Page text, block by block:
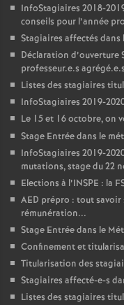
InfoStagiaires 2018-
conseils pour l’année
Stagiaires affectés dans
Déclaration d’ouverture
professeur.e.s
Listes des stagiaires
InfoStagiaires 2019-
Le 15 et 16 octobre, on
Stage Entrée dans le
InfoStagiaires 2019-
mutations, stage du 22
Elections à l’INSPE : la
AED prépro : tout savoir
rémunération...
Stage Entrée dans le
Confinement et
Titularisation des
Stagiaires affecté-e-s
Listes des stagiaires